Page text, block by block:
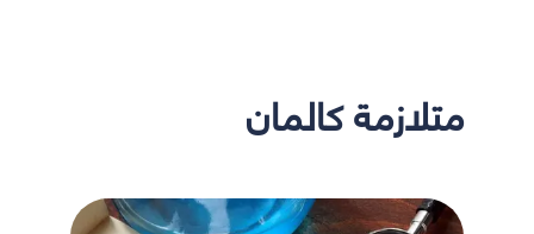
متلازمة كالمان